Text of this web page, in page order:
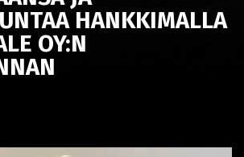
HANKKIMALLA
OY:N